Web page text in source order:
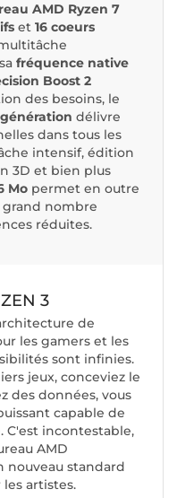
AMD Ryzen 7
et 16 coeurs
fréquence native
Boost 2
des besoins, le
délivre
dans tous les
intensif, édition
3D et bien plus
Mo permet en outre
nombre
réduites.
3
de
les gamers et les
sont infinies.
jeux, conceviez le
des données, vous
capable de
C'est incontestable,
AMD
nouveau standard
artistes.